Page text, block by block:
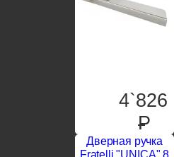
4`826
P
Дверная ручка
Fratelli "UNICA" 8